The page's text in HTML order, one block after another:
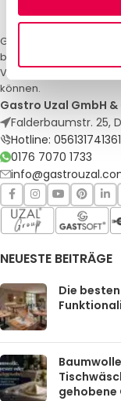
Gastro Uzal – Ihr
bieten
Veranstaltungen.
können.
Gastro Uzal GmbH &
Falderbaumstr. 25,
Hotline: 056131741361
0176 7070 1733
NEUESTE BEITRÄGE
Die
gehobene